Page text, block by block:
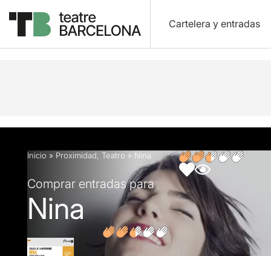
Cartelera y entradas
Descripción Ficha artística Opiniones
Inicio » Proximidad, Teatro » Nina
Comprar entradas para
Nina